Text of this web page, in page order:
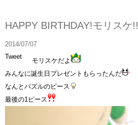
HAPPY BIRTHDAY!モリスケ!!
2014/07/07
Tweet
モリスケだよ
みんなに誕生日プレゼントもらったんだ
なんとパズルのピース
最後の1ピース